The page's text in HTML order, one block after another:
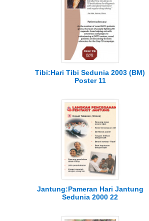
Tibi:Hari Tibi Sedunia 2003 (BM)
Poster 11
Jantung:Pameran Hari Jantung
Sedunia 2000 22